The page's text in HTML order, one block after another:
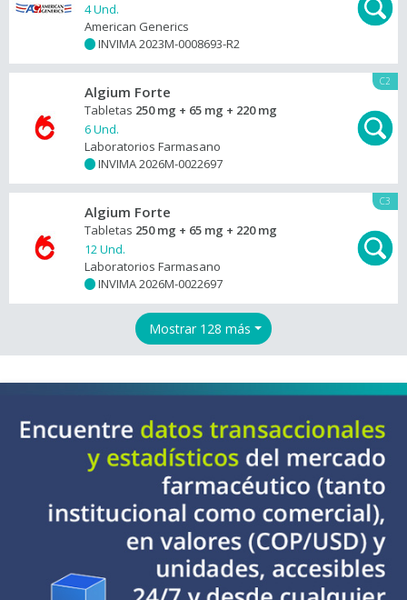
4 Und.
American Generics
INVIMA 2023M-0008693-R2
C2
Algium Forte
Tabletas 250 mg + 65 mg + 220 mg
6 Und.
Laboratorios Farmasano
INVIMA 2026M-0022697
C3
Algium Forte
Tabletas 250 mg + 65 mg + 220 mg
12 Und.
Laboratorios Farmasano
INVIMA 2026M-0022697
Mostrar 128 más